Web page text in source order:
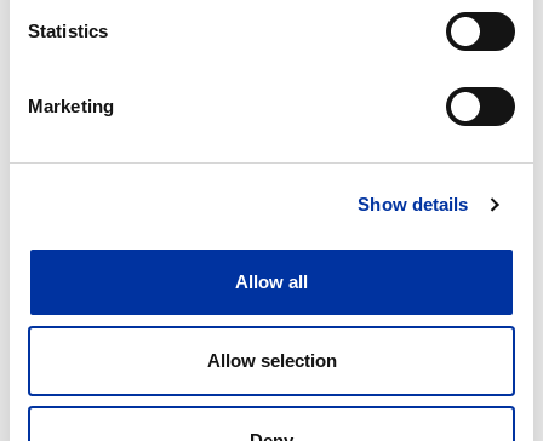
Statistics
Marketing
Show details
Allow all
Allow selection